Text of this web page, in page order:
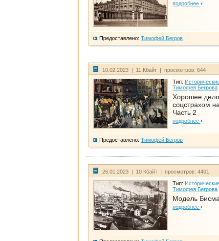
подробнее
Предоставлено: Тимофей Бегров
10.02.2023 | 11 Кбайт | просмотров: 644
Тип:
Тимофея Бегрова
Хорошее дело
соцстрахом
Часть 2
подробнее
Предоставлено: Тимофей Бегров
26.01.2023 | 10 Кбайт | просмотров: 4401
Тип:
Тимофея Бегрова
Модель
подробнее